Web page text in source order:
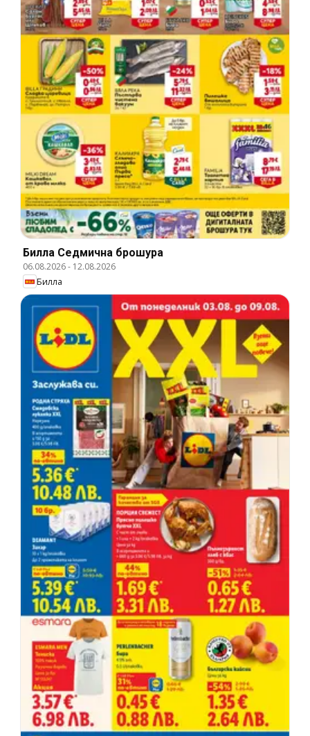
Билла Cедмична брошура
06.08.2026- 12.08.2026
Билла